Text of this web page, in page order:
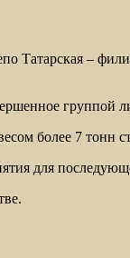
Татарская –
группой
более 7 тонн
для